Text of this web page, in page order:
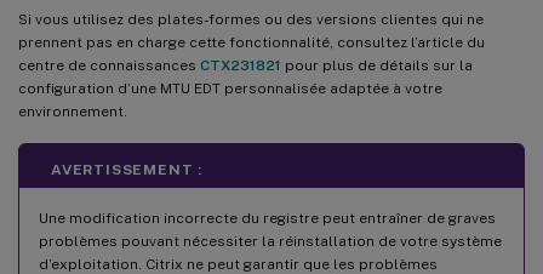
Si vous utilisez des plates-formes ou des versions clientes qui ne
prennent pas en charge cette fonctionnalité, consultez l’article du
centre de connaissances CTX231821 pour plus de détails sur la
configuration d’une MTU EDT personnalisée adaptée à votre
environnement.
AVERTISSEMENT :
Une modification incorrecte du registre peut entraîner de graves
problèmes pouvant nécessiter la réinstallation de votre système
d’exploitation. Citrix ne peut garantir que les problèmes